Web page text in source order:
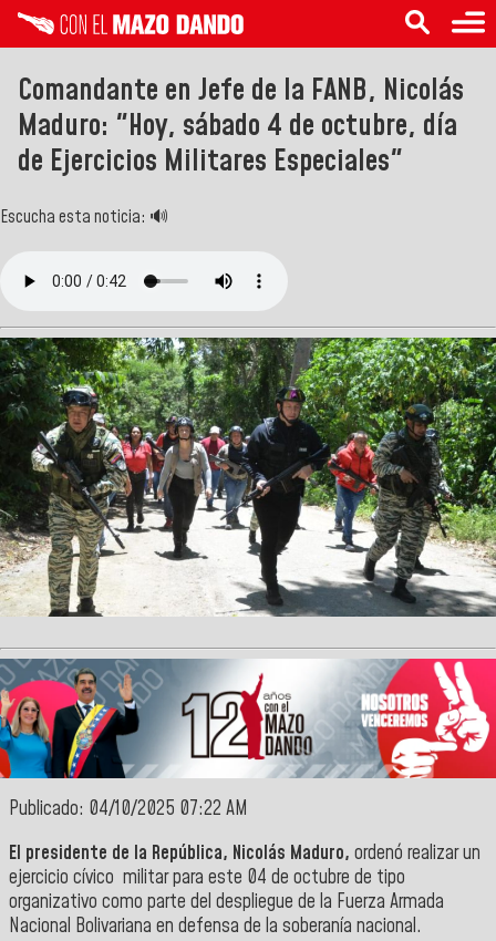
Comandante en Jefe de la FANB, Nicolás
Maduro: "Hoy, sábado 4 de octubre, día
de Ejercicios Militares Especiales"
Escucha esta noticia: 🔊
Publicado: 04/10/2025 07:22 AM
El presidente de la República, Nicolás Maduro, ordenó realizar un
ejercicio cívico militar para este 04 de octubre de tipo
organizativo como parte del despliegue de la Fuerza Armada
Nacional Bolivariana en defensa de la soberanía nacional.